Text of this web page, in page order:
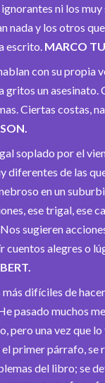
ni los
nada y los otros
escrito. MARCO
con su propia
gritos un asesinato.
Ciertas costas,
soplado por el
diferentes de las
en un
ese trigal, ese
sugieren
cuentos alegres o
más difíciles de
pasado muchos
pero una vez que
primer párrafo, se
del libro; se